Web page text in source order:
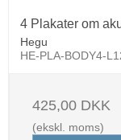
4 Plakater om
Hegu
HE-PLA-BODY4-
425,00 DKK
(ekskl. moms)